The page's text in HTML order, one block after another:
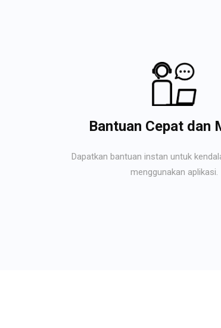
Bantuan Cepat dan
Dapatkan bantuan instan untuk
menggunakan aplikasi.